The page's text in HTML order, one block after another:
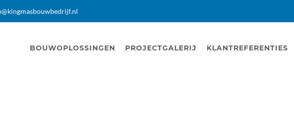
BOUWOPLOSSINGEN PROJECTGALERIJ KLANTREFERENTIES